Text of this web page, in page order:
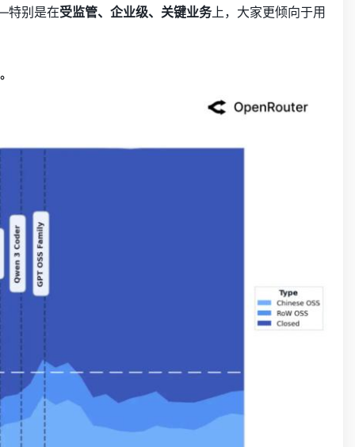
别是在受监管、企业级、关键业务上，大家更倾向于用